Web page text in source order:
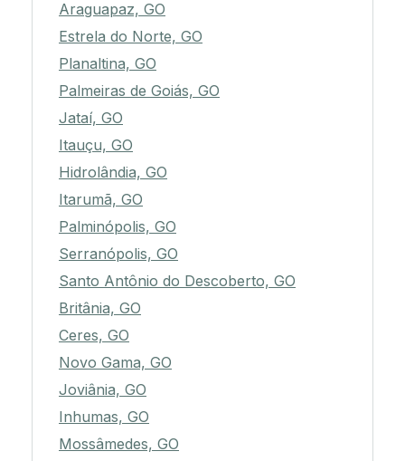
Araguapaz, GO
Estrela do Norte, GO
Planaltina, GO
Palmeiras de Goiás, GO
Jataí, GO
Itauçu, GO
Hidrolândia, GO
Itarumã, GO
Palminópolis, GO
Serranópolis, GO
Santo Antônio do Descoberto, GO
Britânia, GO
Ceres, GO
Novo Gama, GO
Joviânia, GO
Inhumas, GO
Mossâmedes, GO